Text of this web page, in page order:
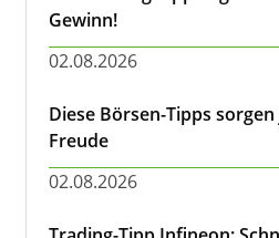
Gewinn!
02.08.2026
Diese Börsen-Tipps
Freude
02.08.2026